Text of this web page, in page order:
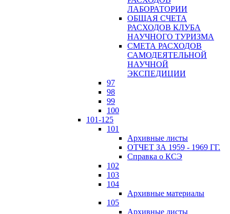
ЛАБОРАТОРИИ
ОБЩАЯ СЧЕТА
РАСХОДОВ КЛУБА
НАУЧНОГО ТУРИЗМА
СМЕТА РАСХОДОВ
САМОДЕЯТЕЛЬНОЙ
НАУЧНОЙ
ЭКСПЕДИЦИИ
97
98
99
100
101-125
101
Архивные листы
ОТЧЕТ ЗА 1959 - 1969 ГГ.
Справка о КСЭ
102
103
104
Архивные материалы
105
Архивные листы